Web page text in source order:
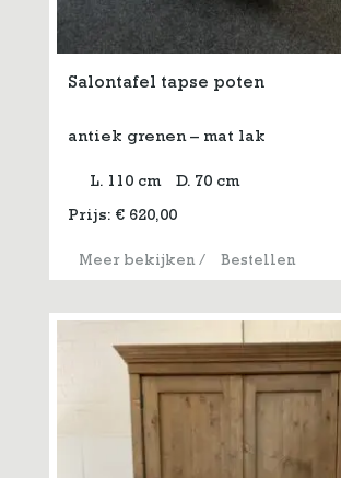
Salontafel tapse poten
antiek grenen – mat lak
L. 110 cm D. 70 cm
Prijs: € 620,00
Meer bekijken/ Bestellen